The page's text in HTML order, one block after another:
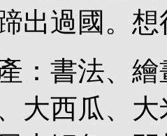
出過國。
：書法、
大西瓜、